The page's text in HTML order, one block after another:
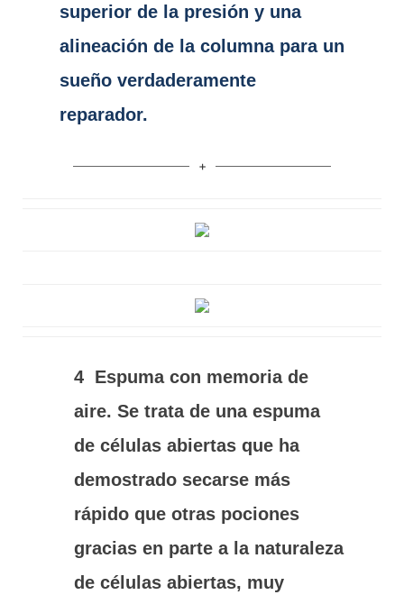
superior de la presión y una
alineación de la columna para un
sueño verdaderamente
reparador.
4 Espuma con memoria de
aire. Se trata de una espuma
de células abiertas que ha
demostrado secarse más
rápido que otras pociones
gracias en parte a la naturaleza
de células abiertas, muy